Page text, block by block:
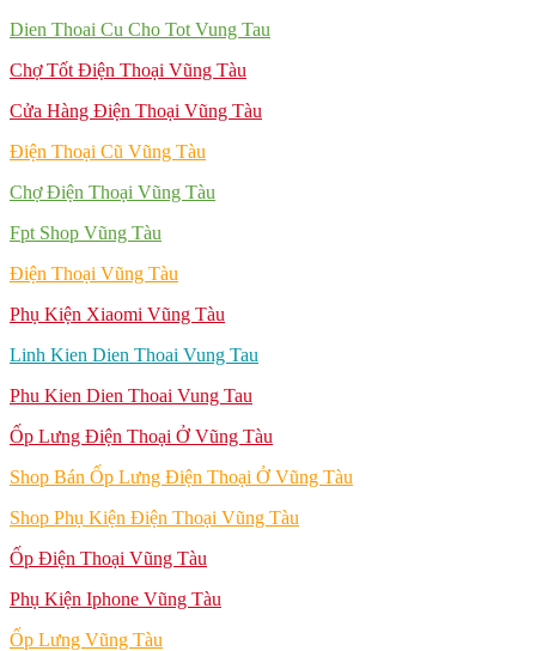
Dien Thoai Cu Cho Tot Vung Tau
Chợ Tốt Điện Thoại Vũng Tàu
Cửa Hàng Điện Thoại Vũng Tàu
Điện Thoại Cũ Vũng Tàu
Chợ Điện Thoại Vũng Tàu
Fpt Shop Vũng Tàu
Điện Thoại Vũng Tàu
Phụ Kiện Xiaomi Vũng Tàu
Linh Kien Dien Thoai Vung Tau
Phu Kien Dien Thoai Vung Tau
Ốp Lưng Điện Thoại Ở Vũng Tàu
Shop Bán Ốp Lưng Điện Thoại Ở Vũng Tàu
Shop Phụ Kiện Điện Thoại Vũng Tàu
Ốp Điện Thoại Vũng Tàu
Phụ Kiện Iphone Vũng Tàu
Ốp Lưng Vũng Tàu